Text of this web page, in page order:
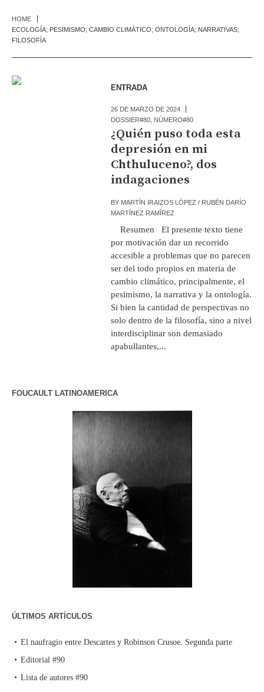
HOME
ECOLOGÍA; PESIMISMO; CAMBIO CLIMÁTICO; ONTOLOGÍA; NARRATIVAS;
FILOSOFÍA
ENTRADA
26 DE MARZO DE 2024
DOSSIER#80 NÚMERO#80
¿Quién puso toda esta
depresión en mi
Chthuluceno?, dos
indagaciones
BY MARTÍN IRAIZOS LÓPEZ / RUBÉN DARÍO
MARTÍNEZ RAMÍREZ
Resumen El presente texto tiene
por motivación dar un recorrido
accesible a problemas que no parecen
ser del todo propios en materia de
cambio climático, principalmente, el
pesimismo, la narrativa y la ontología.
Si bien la cantidad de perspectivas no
solo dentro de la filosofía, sino a nivel
interdisciplinar son demasiado
apabullantes,...
FOUCAULT LATINOAMERICA
ÚLTIMOS ARTÍCULOS
El naufragio entre Descartes y Robinson Crusoe. Segunda parte
Editorial #90
Lista de autores #90